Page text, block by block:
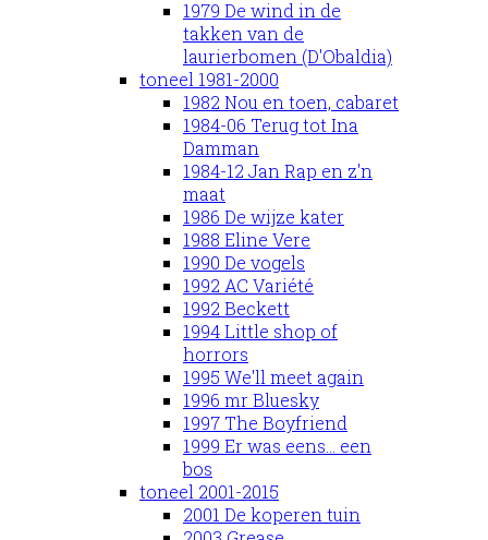
1979 De wind in de
takken van de
laurierbomen (D'Obaldia)
toneel 1981-2000
1982 Nou en toen, cabaret
1984-06 Terug tot Ina
Damman
1984-12 Jan Rap en z'n
maat
1986 De wijze kater
1988 Eline Vere
1990 De vogels
1992 AC Variété
1992 Beckett
1994 Little shop of
horrors
1995 We'll meet again
1996 mr Bluesky
1997 The Boyfriend
1999 Er was eens... een
bos
toneel 2001-2015
2001 De koperen tuin